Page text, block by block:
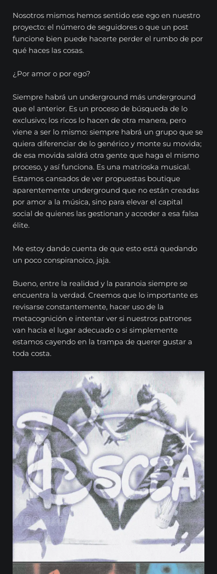
Nosotros mismos hemos sentido ese ego en nuestro
proyecto: el número de seguidores o que un post
funcione bien puede hacerte perder el rumbo de por
qué haces las cosas.
¿Por amor o por ego?
Siempre habrá un underground más underground
que el anterior. Es un proceso de búsqueda de lo
exclusivo; los ricos lo hacen de otra manera, pero
viene a ser lo mismo: siempre habrá un grupo que se
quiera diferenciar de lo genérico y monte su movida;
de esa movida saldrá otra gente que haga el mismo
proceso, y así funciona. Es una matrioska musical.
Estamos cansados de ver propuestas boutique
aparentemente underground que no están creadas
por amor a la música, sino para elevar el capital
social de quienes las gestionan y acceder a esa falsa
élite.
Me estoy dando cuenta de que esto está quedando
un poco conspiranoico, jaja.
Bueno, entre la realidad y la paranoia siempre se
encuentra la verdad. Creemos que lo importante es
revisarse constantemente, hacer uso de la
metacognición e intentar ver si nuestros patrones
van hacia el lugar adecuado o si simplemente
estamos cayendo en la trampa de querer gustar a
toda costa.